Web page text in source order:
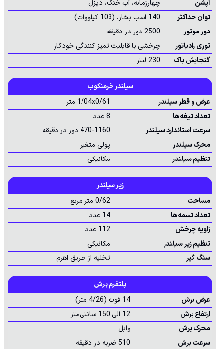
آپشن
چهارزمانه، آب خنک، دیزل
توان حداکثر
140 اسب بخار، (103 کیلووات)
دور موتور
2500 دور در دقیقه
توری رادیاتور
چرخشی با قابلیت تمیز کنندگی خودکار
گنجایش باک
230 لیتر
سیلندر خرمنکوب
عرض و قطر سیلندر
1/04x0/61 متر
تعداد تیغه‌ها
8 عدد
سرعت استاندارد سیلندر
470-1160 دور در دقیقه
محرک سیلندر
پولی متغیر
تنظیم سیلندر
مکانیکی
زیر سیلندر
مساحت
0/62 متر مربع
تعداد تسمه‌ها
14 عدد
زاویه چرخش
112 عدد
تنظیم زیر سیلندر
مکانیکی
سنگ گیر
تخلیه از طریق اهرم
پلتفرم برش
عرض برش
14 فوت (4/26 متر)
ارتفاع برش
12 الی 150 سانتی‌متر
محرک برش
وابل
سرعت برش
510 ضربه در دقیقه